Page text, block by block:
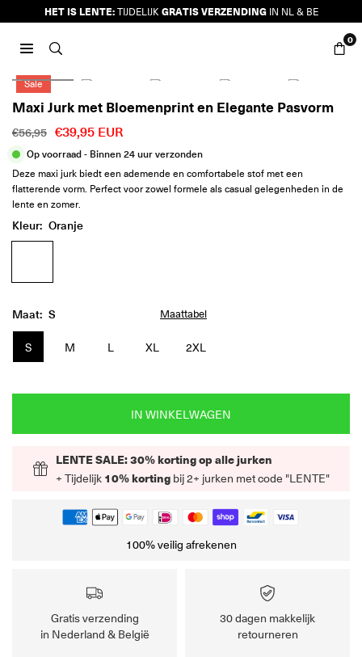
naar
inhoud
HET IS LENTE:TIJDELIJKGRATIS VERZENDINGIN NL & BE
0
Sale
Maxi Jurk met Bloemenprint en Elegante Pasvorm
Reguliere
prijs
€56,95 €39,95 EUR
Op voorraad - Binnen 24 uur verzonden
Deze maxi jurk biedt een ademende en comfortabele stof met een
flatterende vorm. Perfect voor zowel formele als casual gelegenheden in de
lente en zomer.
Kleur: Oranje
Maat: S Maattabel
S M L XL 2XL
IN WINKELWAGEN
LENTE SALE: 30% korting op alle jurken
+ Tijdelijk 10% kortingbij 2+ jurken met code "LENTE"
100% veilig afrekenen
Gratis verzending
in Nederland & België
30 dagen makkelijk
retourneren